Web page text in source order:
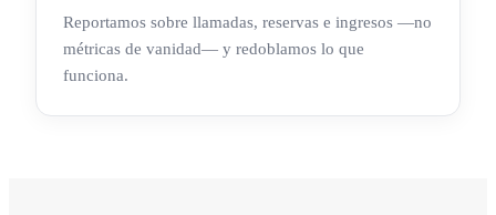
Reportamos sobre llamadas, reservas e ingresos —no
métricas de vanidad— y redoblamos lo que
funciona.